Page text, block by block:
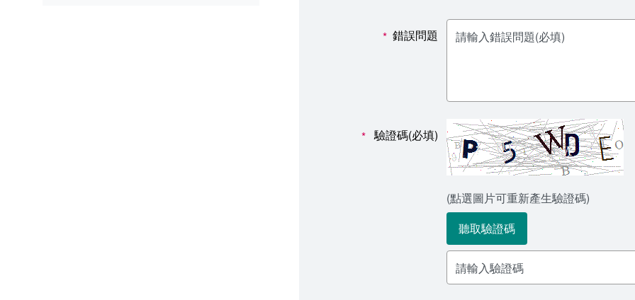
* 錯誤問題
* 驗證碼(必填)
(點選圖片可重新產生驗證碼)
聽取驗證碼